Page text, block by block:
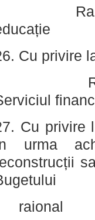
Raportor:
Cu privire
Raportor:
Cu privire
urma
raional